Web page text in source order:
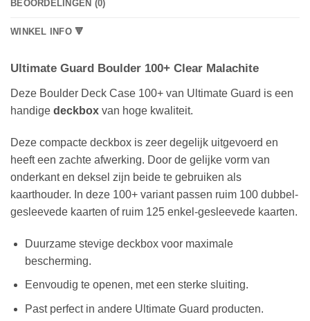
BEOORDELINGEN (0)
WINKEL INFO 🔻
Ultimate Guard Boulder 100+ Clear Malachite
Deze Boulder Deck Case 100+ van Ultimate Guard is een
handige deckbox van hoge kwaliteit.
Deze compacte deckbox is zeer degelijk uitgevoerd en
heeft een zachte afwerking. Door de gelijke vorm van
onderkant en deksel zijn beide te gebruiken als
kaarthouder. In deze 100+ variant passen ruim 100 dubbel-
gesleevede kaarten of ruim 125 enkel-gesleevede kaarten.
Duurzame stevige deckbox voor maximale
bescherming.
Eenvoudig te openen, met een sterke sluiting.
Past perfect in andere Ultimate Guard producten.